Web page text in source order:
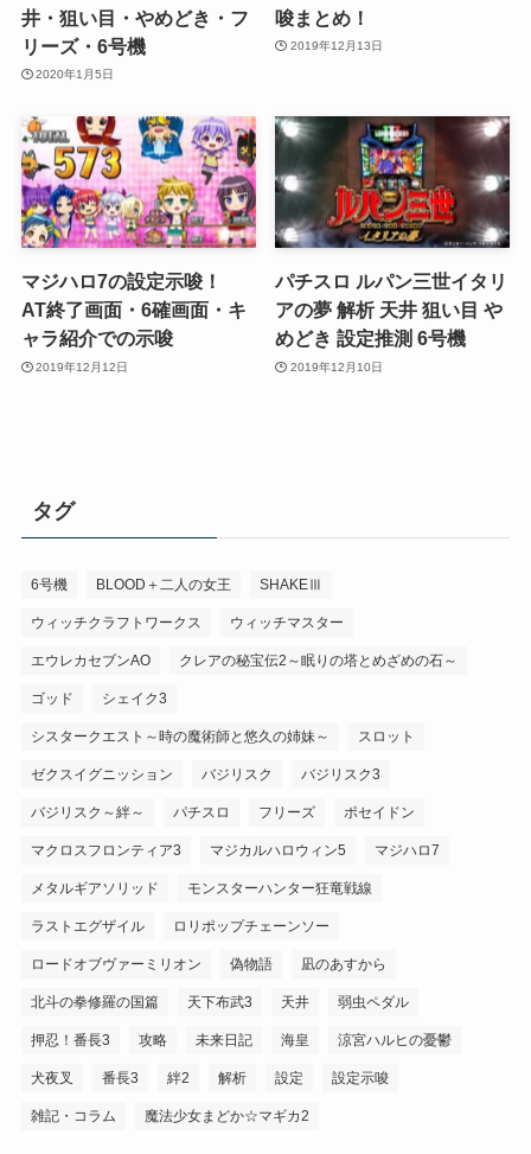
井・狙い目・やめどき・フ
リーズ・6号機
2020年1月5日
唆まとめ！
2019年12月13日
マジハロ7の設定示唆！
AT終了画面・6確画面・キ
ャラ紹介での示唆
2019年12月12日
パチスロ ルパン三世イタリ
アの夢 解析 天井 狙い目 や
めどき 設定推測 6号機
2019年12月10日
タグ
6号機 BLOOD＋二人の女王 SHAKEⅢ
ウィッチクラフトワークス ウィッチマスター
エウレカセブンAO クレアの秘宝伝2～眠りの塔とめざめの石～
ゴッド シェイク3
シスタークエスト～時の魔術師と悠久の姉妹～ スロット
ゼクスイグニッション バジリスク バジリスク3
バジリスク～絆～ パチスロ フリーズ ポセイドン
マクロスフロンティア3 マジカルハロウィン5 マジハロ7
メタルギアソリッド モンスターハンター狂竜戦線
ラストエグザイル ロリポップチェーンソー
ロードオブヴァーミリオン 偽物語 凪のあすから
北斗の拳修羅の国篇 天下布武3 天井 弱虫ペダル
押忍！番長3 攻略 未来日記 海皇 涼宮ハルヒの憂鬱
犬夜叉 番長3 絆2 解析 設定 設定示唆
雑記・コラム 魔法少女まどか☆マギカ2